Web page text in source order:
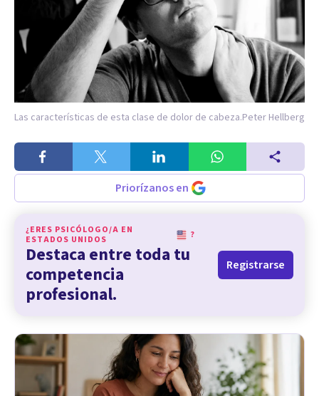
Las características de esta clase de dolor de cabeza.Peter Hellberg
Priorízanos en
¿ERES PSICÓLOGO/A EN
ESTADOS UNIDOS
?
Destaca entre toda tu
competencia
profesional.
Registrarse